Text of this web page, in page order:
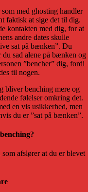
med ghosting handler
faktisk at sige det til dig.
kontakten med dig, for at
andre dates skulle
sat på bænken”. Du
du sad alene på bænken og
”bencher” dig, fordi
til nogen.
bliver benching mere og
følelser omkring det.
en vis usikkerhed, men
du er ”sat på bænken”.
afslører at du er blevet